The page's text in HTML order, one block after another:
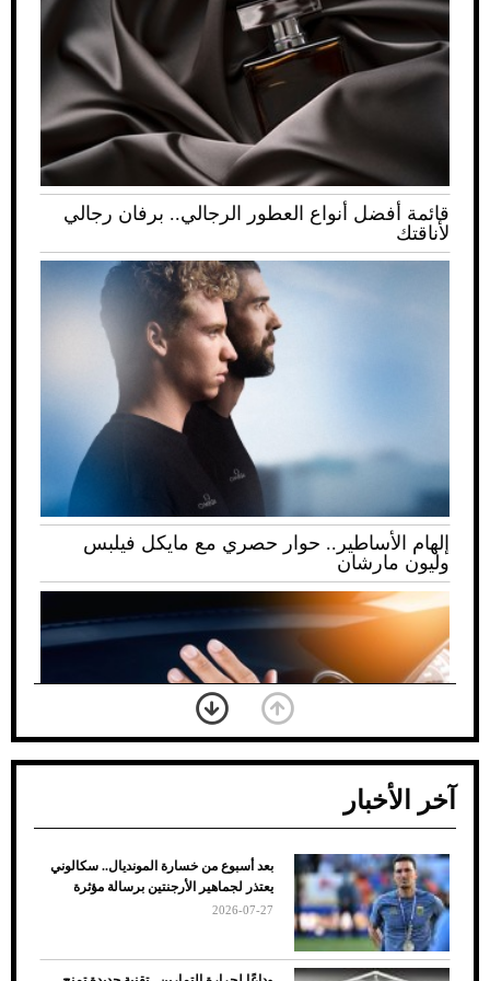
قائمة أفضل أنواع العطور الرجالي.. برفان رجالي
لأناقتك
إلهام الأساطير.. حوار حصري مع مايكل فيلبس
وليون مارشان
ضعف تبريد مكيف السيارة عند الوقوف.. أشهر
الأسباب والحلول
آخر الأخبار
بعد أسبوع من خسارة المونديال.. سكالوني
يعتذر لجماهير الأرجنتين برسالة مؤثرة
2026-07-27